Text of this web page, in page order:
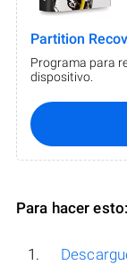
Partition
Programa para
dispositivo.
Para hacer esto: